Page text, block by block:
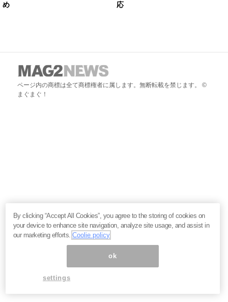
め
応
ページ内の商標は全て商標権者に属します。無断転載を禁じます。 ©
まぐまぐ！
By clicking “Accept All Cookies”, you agree to the storing of cookies on
your device to enhance site navigation, analyze site usage, and assist in
our marketing efforts.Coolie policy
ok
settings